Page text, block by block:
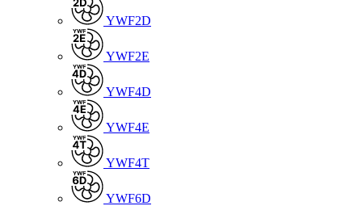
YWF2D
YWF2E
YWF4D
YWF4E
YWF4T
YWF6D